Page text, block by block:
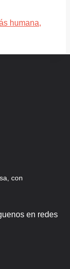
humana,
con
en redes